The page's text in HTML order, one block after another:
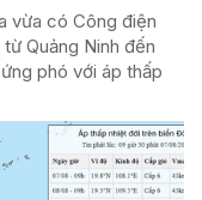
vừa có Công điện
Quảng Ninh đến
phó với áp thấp